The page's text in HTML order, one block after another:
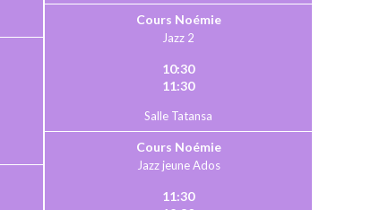
Cours Noémie
Jazz 2
10:30
11:30
Salle Tatansa
Cours Noémie
Jazz jeune Ados
11:30